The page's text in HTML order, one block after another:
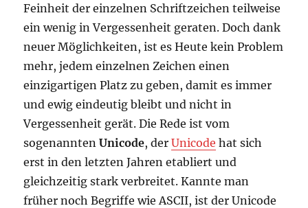
Feinheit der einzelnen Schriftzeichen teilweise
ein wenig in Vergessenheit geraten. Doch dank
neuer Möglichkeiten, ist es Heute kein Problem
mehr, jedem einzelnen Zeichen einen
einzigartigen Platz zu geben, damit es immer
und ewig eindeutig bleibt und nicht in
Vergessenheit gerät. Die Rede ist vom
sogenanntenUnicode, derUnicode hat sich
erst in den letzten Jahren etabliert und
gleichzeitig stark verbreitet. Kannte man
früher noch Begriffe wie ASCII, ist der Unicode